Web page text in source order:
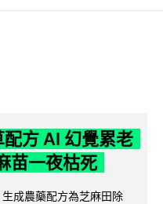
方 AI 幻覺累老
苗一夜枯死
成農藥配方為芝麻田除